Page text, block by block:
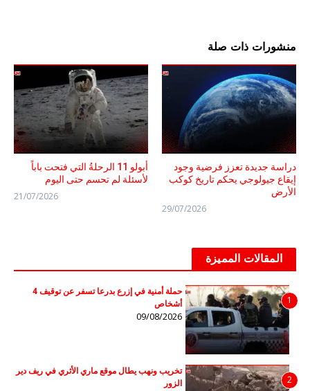
منشورات ذات صلة
دراسة جديدة تعزز فرضية وجود
إيقاع جيولوجي يحكم تاريخ كوكب
الأرض
29/07/2026
أبولو 11 الرحلةُ التي فتحت باباً
لأسئلة لم تحسم حتى اليوم
21/07/2026
المقالات المميزة
1
حملة أمنية في إزرع بدرعا تسفر عن توقيف 4
أشخاص
09/08/2026
2
تخريب ونهب يطال موقع ماري الأثري في ريف دير
الزور